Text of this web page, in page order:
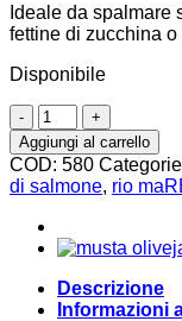
Ideale da spalmare
fettine di zucchina
Disponibile
Paté
di
salmone
100g,
Rio
Mare
quantità
Aggiungi al carrello
COD: 580
di salmone, rio
Descrizione
Informazioni